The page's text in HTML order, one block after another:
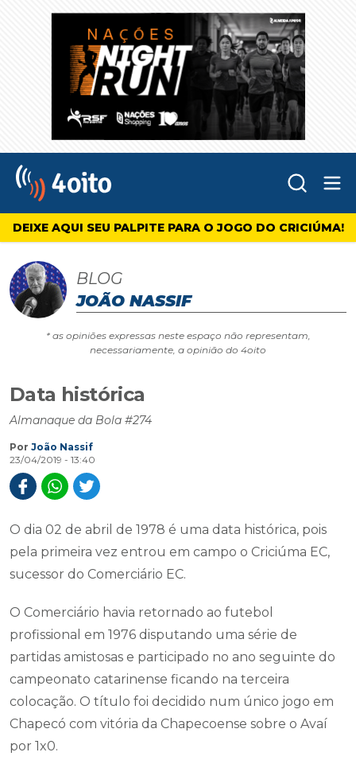
4oito
DEIXE AQUI SEU PALPITE PARA O JOGO DO CRICIÚMA!
BLOG
JOÃO NASSIF
* as opiniões expressas neste espaço não representam,
necessariamente, a opinião do 4oito
Data histórica
Almanaque da Bola #274
Por João Nassif
23/04/2019 - 13:40
O dia 02 de abril de 1978 é uma data histórica, pois
pela primeira vez entrou em campo o Criciúma EC,
sucessor do Comerciário EC.
O Comerciário havia retornado ao futebol
profissional em 1976 disputando uma série de
partidas amistosas e participado no ano seguinte do
campeonato catarinense ficando na terceira
colocação. O título foi decidido num único jogo em
Chapecó com vitória da Chapecoense sobre o Avaí
por 1x0.